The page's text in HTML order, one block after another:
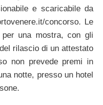
e scaricabile da
concorso. Le
una mostra, con gli
rilascio di un attestato
non prevede premi in
notte, presso un hotel